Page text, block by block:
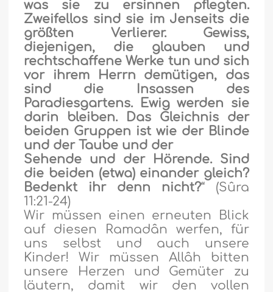
was sie zu ersinnen pflegten.
Zweifellos sind sie im Jenseits die
größten Verlierer. Gewiss,
diejenigen, die glauben und
rechtschaffene Werke tun und sich
vor ihrem Herrn demütigen, das
sind die Insassen des
Paradiesgartens. Ewig werden sie
darin bleiben. Das Gleichnis der
beiden Gruppen ist wie der Blinde
und der Taube und der
Sehende und der Hörende. Sind
die beiden (etwa) einander gleich?
Bedenkt ihr denn nicht?“ (Sûra
11:21-24)
Wir müssen einen erneuten Blick
auf diesen Ramadân werfen, für
uns selbst und auch unsere
Kinder! Wir müssen Allâh bitten
unsere Herzen und Gemüter zu
läutern, damit wir den vollen